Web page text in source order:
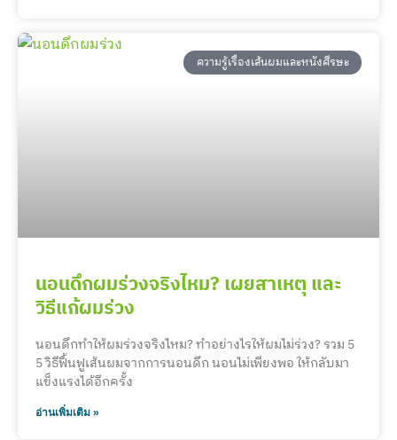
ความรู้เรื่องเส้นผมและหนังศีรษะ
นอนดึกผมร่วงจริงไหม? เผยสาเหตุ และ
วิธีแก้ผมร่วง
นอนดึกทำให้ผมร่วงจริงไหม? ทำอย่างไรให้ผมไม่ร่วง? รวม 5
5 วิธีฟื้นฟูเส้นผมจากการนอนดึก นอนไม่เพียงพอ ให้กลับมา
แข็งแรงได้อีกครั้ง
อ่านเพิ่มเติม »